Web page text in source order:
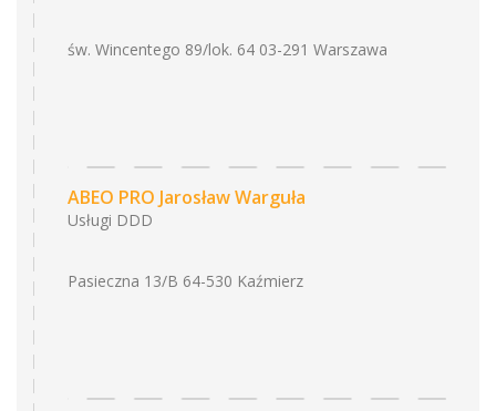
św. Wincentego 89/lok. 64 03-291 Warszawa
ABEO PRO Jarosław Warguła
Usługi DDD
Pasieczna 13/B 64-530 Kaźmierz